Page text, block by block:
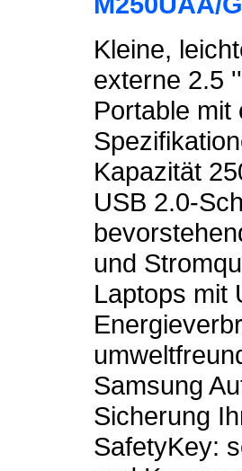
Kleine,
externe 2.5
Portable mit
Kapazität
USB 2.0-
und
Laptops mit
Samsung
Sicherung
SafetyKey: